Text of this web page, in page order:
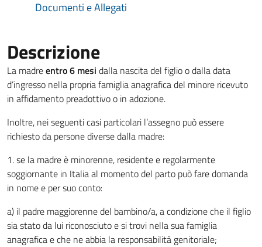
Documenti e Allegati
Descrizione
La madreentro 6 mesi dalla nascita del figlio o dalla data
d’ingresso nella propria famiglia anagrafica del minore ricevuto
in affidamento preadottivo o in adozione.
Inoltre, nei seguenti casi particolari l’assegno può essere
richiesto da persone diverse dalla madre:
1. se la madre è minorenne, residente e regolarmente
soggiornante in Italia al momento del parto può fare domanda
in nome e per suo conto:
a) il padre maggiorenne del bambino/a, a condizione che il figlio
sia stato da lui riconosciuto e si trovi nella sua famiglia
anagrafica e che ne abbia la responsabilità genitoriale;